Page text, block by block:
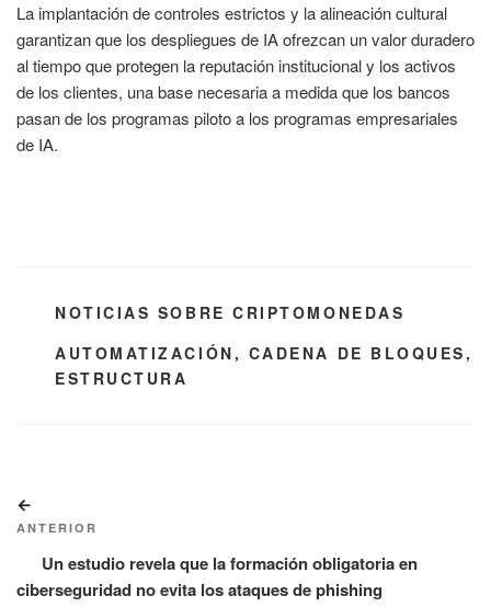
La implantación de controles estrictos y la alineación cultural
garantizan que los despliegues de IA ofrezcan un valor duradero
al tiempo que protegen la reputación institucional y los activos
de los clientes, una base necesaria a medida que los bancos
pasan de los programas piloto a los programas empresariales
de IA.
CATEGORÍAS
NOTICIAS SOBRE CRIPTOMONEDAS
ETIQUETAS
AUTOMATIZACIÓN , CADENA DE BLOQUES ,
ESTRUCTURA
de
entradas
anterior:
ANTERIOR
Un estudio revela que la formación obligatoria en
ciberseguridad no evita los ataques de phishing